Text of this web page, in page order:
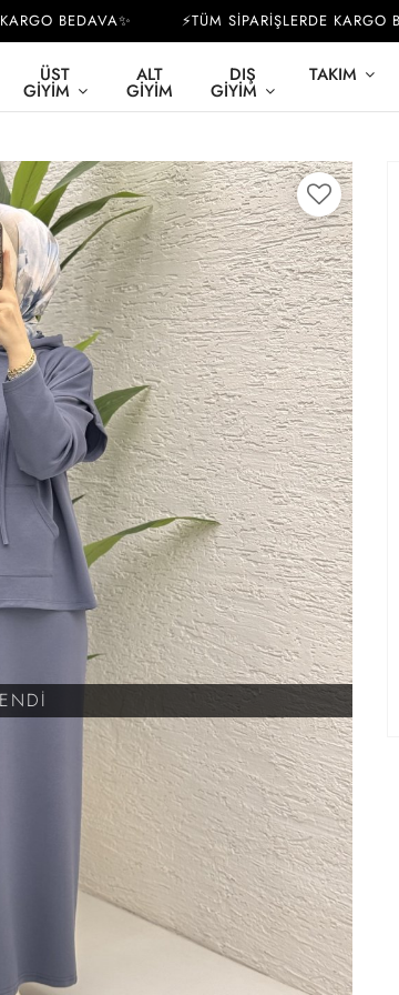
BEDAVA✨ ⚡TÜM SİPARİŞLERDE KARGO
ÜST
GIYIM
ALT
GIYIM
DIŞ
GIYIM
TAKIM